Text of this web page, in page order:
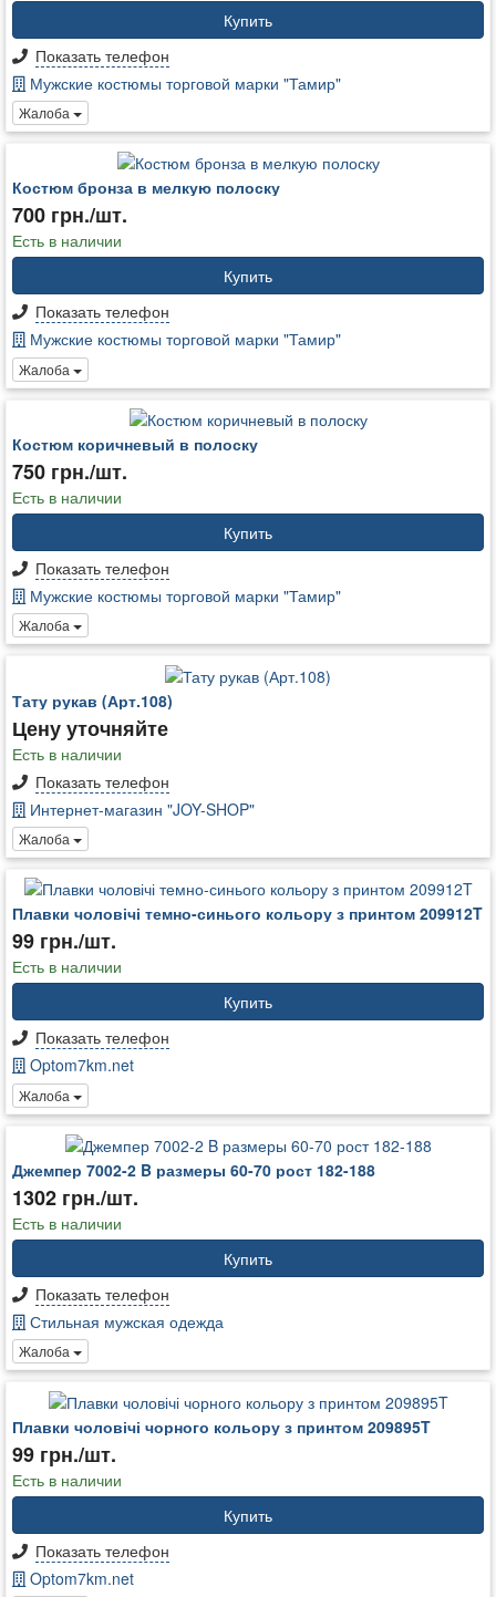
Купить
Показать телефон
Мужские костюмы торговой марки "Тамир"
Жалоба
Костюм бронза в мелкую полоску
700 грн./шт.
Есть в наличии
Купить
Показать телефон
Мужские костюмы торговой марки "Тамир"
Жалоба
Костюм коричневый в полоску
750 грн./шт.
Есть в наличии
Купить
Показать телефон
Мужские костюмы торговой марки "Тамир"
Жалоба
Тату рукав (Арт.108)
Цену уточняйте
Есть в наличии
Показать телефон
Интернет-магазин "JOY-SHOP"
Жалоба
Плавки чоловічі темно-синього кольору з принтом 209912T
99 грн./шт.
Есть в наличии
Купить
Показать телефон
Optom7km.net
Жалоба
Джемпер 7002-2 B размеры 60-70 рост 182-188
1302 грн./шт.
Есть в наличии
Купить
Показать телефон
Стильная мужская одежда
Жалоба
Плавки чоловічі чорного кольору з принтом 209895T
99 грн./шт.
Есть в наличии
Купить
Показать телефон
Optom7km.net